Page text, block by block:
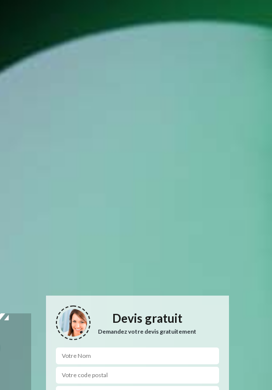
Devis gratuit
Demandez votre devis gratuitement